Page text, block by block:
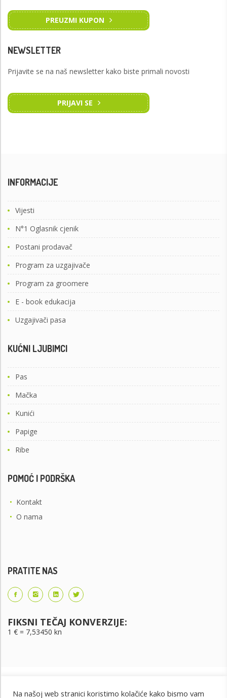
PREUZMI KUPON
NEWSLETTER
Prijavite se na naš newsletter kako biste primali novosti
PRIJAVI SE
INFORMACIJE
Vijesti
N°1 Oglasnik cjenik
Postani prodavač
Program za uzgajivače
Program za groomere
E - book edukacija
Uzgajivači pasa
KUĆNI LJUBIMCI
Pas
Mačka
Kunići
Papige
Ribe
POMOĆ I PODRŠKA
• Kontakt
• O nama
PRATITE NAS
FIKSNI TEČAJ KONVERZIJE:
1 € = 7,53450 kn
Na našoj web stranici koristimo kolačiće kako bismo vam